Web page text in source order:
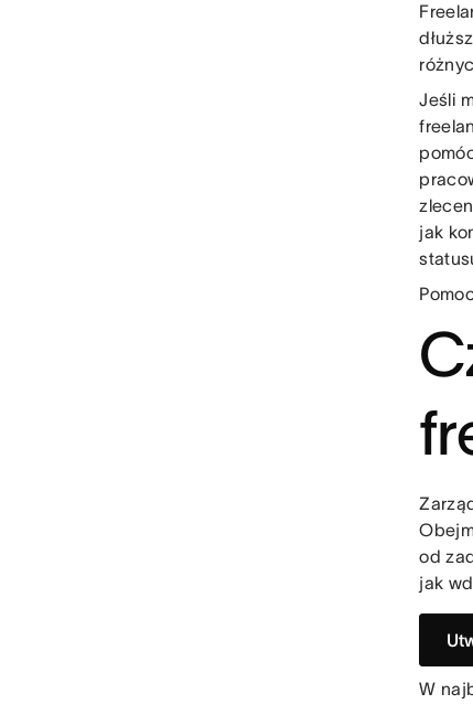
Jeśli
jak
od
jak
W